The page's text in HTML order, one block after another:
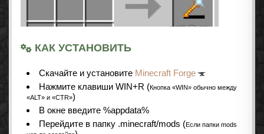
КАК УСТАНОВИТЬ
Cкачайте и установите Minecraft Forge
Нажмите клавиши WIN+R (Кнопка «WIN» обычно между
«ALT» и «CTR»)
В окне введите %appdata%
Перейдите в папку .minecraft/mods (Если папки mods